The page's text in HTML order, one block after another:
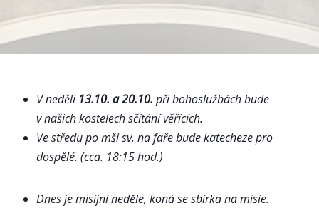
V neděli 13.10. a 20.10. při bohoslužbách bude
v našich kostelech sčítání věřících.
Ve středu po mši sv. na faře bude katecheze pro
dospělé. (cca. 18:15 hod.)
Dnes je misijní neděle, koná se sbírka na misie.